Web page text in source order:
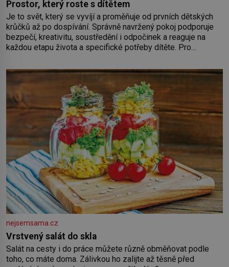
Prostor, který roste s dítětem
Je to svět, který se vyvíjí a proměňuje od prvních dětských
krůčků až po dospívání. Správně navržený pokoj podporuje
bezpečí, kreativitu, soustředění i odpočinek a reaguje na
každou etapu života a specifické potřeby dítěte. Pro
by pokoj miminka měl působit především klidně a útulně.
nejsemsama.cz
Vrstvený salát do skla
Salát na cesty i do práce můžete různě obměňovat podle
toho, co máte doma. Zálivkou ho zalijte až těsně před